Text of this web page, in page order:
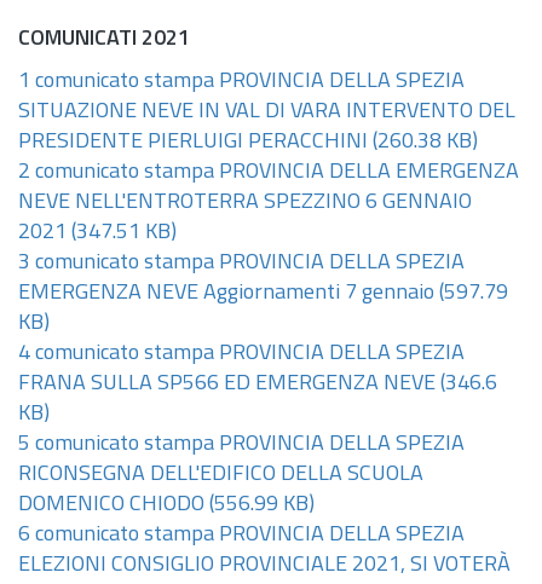
COMUNICATI 2021
1 comunicato stampa PROVINCIA DELLA SPEZIA
SITUAZIONE NEVE IN VAL DI VARA INTERVENTO DEL
PRESIDENTE PIERLUIGI PERACCHINI (260.38 KB)
2 comunicato stampa PROVINCIA DELLA EMERGENZA
NEVE NELL'ENTROTERRA SPEZZINO 6 GENNAIO
2021 (347.51 KB)
3 comunicato stampa PROVINCIA DELLA SPEZIA
EMERGENZA NEVE Aggiornamenti 7 gennaio (597.79
KB)
4 comunicato stampa PROVINCIA DELLA SPEZIA
FRANA SULLA SP566 ED EMERGENZA NEVE (346.6
KB)
5 comunicato stampa PROVINCIA DELLA SPEZIA
RICONSEGNA DELL'EDIFICO DELLA SCUOLA
DOMENICO CHIODO (556.99 KB)
6 comunicato stampa PROVINCIA DELLA SPEZIA
ELEZIONI CONSIGLIO PROVINCIALE 2021, SI VOTERÀ